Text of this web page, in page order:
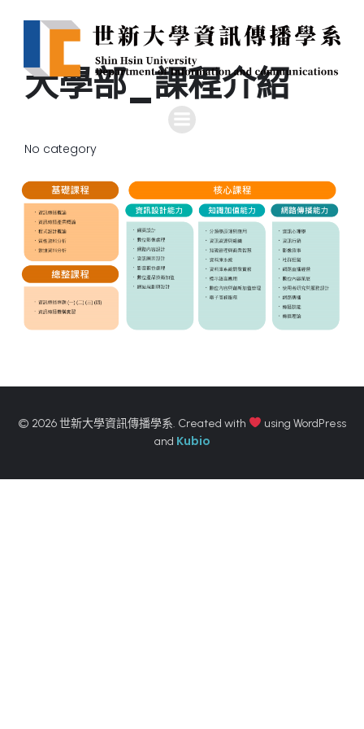
大學部_課程介紹
No category
© 2026 世新大學資訊傳播學系. Created with
using WordPress
and Kubio